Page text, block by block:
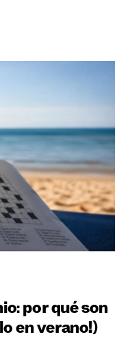
por qué son
en verano!)